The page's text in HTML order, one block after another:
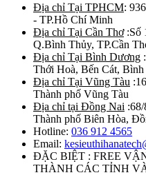
Địa chỉ Tại TPHCM:
- TP.Hồ Chí Minh
Địa chỉ Tại Cần Thơ:Số
Q.Bình Thủy, TP.Cần
Địa chỉ Tại Bình Dương
Thới Hoà, Bến Cát,
Địa chỉ Tại Vũng Tàu
Thành phố Vũng Tàu
Địa chỉ tại Đồng Nai
Thành phố Biên Hòa,
Hotline: 036 912 4565
Email:
ĐẶC BIỆT : FREE
THÀNH CÁC TỈNH